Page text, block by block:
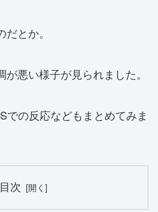
とか。
悪い様子が見られました。
での反応などもまとめてみま
目次